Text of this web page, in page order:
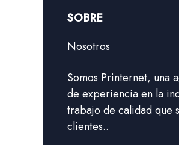
SOBRE
Nosotros
Somos Printernet, una
de experiencia en la
trabajo de calidad que
clientes..